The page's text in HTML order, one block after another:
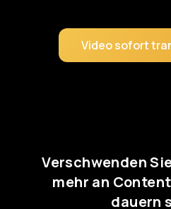
Video sofort
Verschwenden
mehr an
dauern